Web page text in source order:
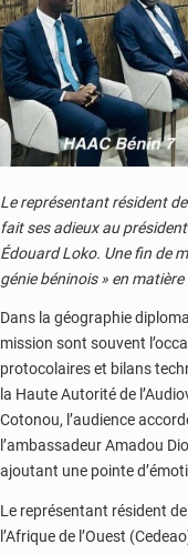
Le représentant résident
fait ses adieux au
Édouard Loko. Une fin de
génie béninois » en
Dans la géographie
mission sont souvent
protocolaires et bilans
la Haute Autorité de
Cotonou, l’audience
l’ambassadeur Amadou
ajoutant une pointe
Le représentant résident
l’Afrique de l’Ouest